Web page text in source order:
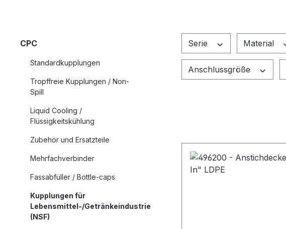
CPC
Standardkupplungen
Tropffreie Kupplungen / Non-
Spill
Liquid Cooling /
Flüssigkeitskühlung
Zubehör und Ersatzteile
Mehrfachverbinder
Fassabfüller / Bottle-caps
Kupplungen für
Lebensmittel-/Getränkeindustrie
(NSF)
Serie Material
Anschlussgröße